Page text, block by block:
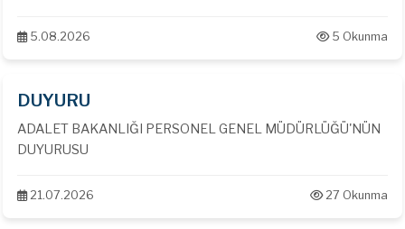
5.08.2026 5 Okunma
DUYURU
ADALET BAKANLIĞI PERSONEL GENEL MÜDÜRLÜĞÜ'NÜN
DUYURUSU
21.07.2026 27 Okunma